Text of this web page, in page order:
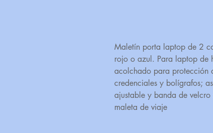
Maletín porta laptop de 2
rojo o azul. Para laptop de
acolchado para protección
credenciales y bolígrafos;
ajustable y banda de
maleta de viaje